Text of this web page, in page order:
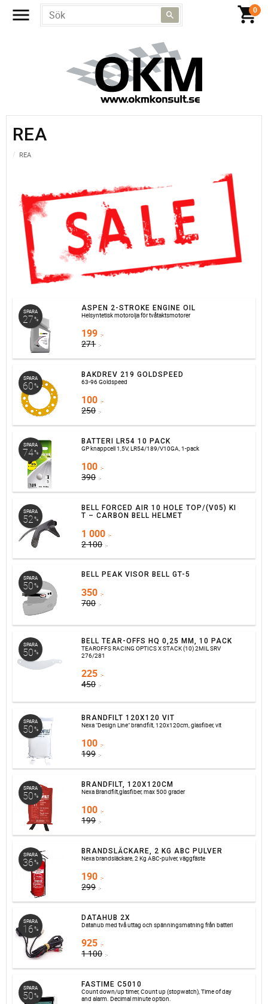
REA
REA
ASPEN 2-STROKE ENGINE OIL
Helsyntetisk motorolja för tvåtaktsmotorer
199 :-
271 :-
SPARA
27%
BAKDREV 219 GOLDSPEED
63-96 Goldspeed
100 :-
250 :-
SPARA
60%
BATTERI LR54 10 PACK
GP knappcell 1,5V, LR54/189/V10GA, 1-pack
100 :-
390 :-
SPARA
74%
BELL FORCED AIR 10 HOLE TOP/(V05) KI
T – CARBON BELL HELMET
1 000 :-
2 100 :-
SPARA
52%
BELL PEAK VISOR BELL GT-5
350 :-
700 :-
SPARA
50%
BELL TEAR-OFFS HQ 0,25 MM, 10 PACK
TEAROFFS RACING OPTICS X STACK (10) 2MIL SRV
276/281
225 :-
450 :-
SPARA
50%
BRANDFILT 120X120 VIT
Nexa "Design Line" brandfilt, 120x120cm, glasfiber, vit
100 :-
199 :-
SPARA
50%
BRANDFILT, 120X120CM
Nexa Brandfilt,glasfiber, max 500 grader
100 :-
199 :-
SPARA
50%
BRANDSLÄCKARE, 2 KG ABC PULVER
Nexa brandsläckare, 2 Kg ABC-pulver, väggfäste
190 :-
299 :-
SPARA
36%
DATAHUB 2X
Datahub med två uttag och spänningsmatning från batteri
925 :-
1 100 :-
SPARA
16%
FASTIME C5010
Count down/up timer, Count up (stopwatch), Time of day
and alarm. Decimal minute option.
SPARA
50%